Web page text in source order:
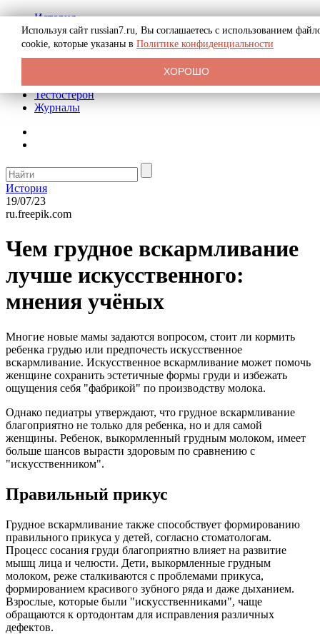
История
Биография
Криминал
Реклама на сайте
Тестостерон
Журналы
История
19/07/23
ru.freepik.com
Чем грудное вскармливание
лучше искусственного:
мнения учёных
Многие новые мамы задаются вопросом, стоит ли кормить
ребенка грудью или предпочесть искусственное
вскармливание. Искусственное вскармливание может помочь
женщине сохранить эстетичные формы груди и избежать
ощущения себя "фабрикой" по производству молока.
Однако педиатры утверждают, что грудное вскармливание
благоприятно не только для ребенка, но и для самой
женщины. Ребенок, выкормленный грудным молоком, имеет
больше шансов вырасти здоровым по сравнению с
"искусственником".
Правильный прикус
Грудное вскармливание также способствует формированию
правильного прикуса у детей, согласно стоматологам.
Процесс сосания груди благоприятно влияет на развитие
мышц лица и челюсти. Дети, выкормленные грудным
молоком, реже сталкиваются с проблемами прикуса,
формированием красивого зубного ряда и даже дыханием.
Взрослые, которые были "искусственниками", чаще
обращаются к ортодонтам для исправления различных
дефектов.
Используя сайт russian7.ru, Вы соглашаетесь с использованием
cookie, которые указаны в Политике конфиденциальности
ХОРОШО